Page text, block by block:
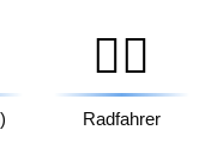
🚴‍♂️
Radfahrer